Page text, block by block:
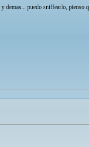
demas... puedo sniffearlo, pienso